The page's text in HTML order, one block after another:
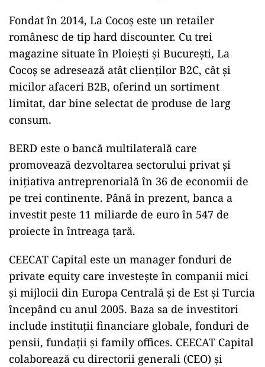
Fondat în 2014, La Cocoş este un retailer
românesc de tip hard discounter. Cu trei
magazine situate în Ploieşti şi Bucureşti, La
Cocoş se adresează atât clienţilor B2C, cât şi
micilor afaceri B2B, oferind un sortiment
limitat, dar bine selectat de produse de larg
consum.
BERD este o bancă multilaterală care
promovează dezvoltarea sectorului privat şi
iniţiativa antreprenorială în 36 de economii de
pe trei continente. Până în prezent, banca a
investit peste 11 miliarde de euro în 547 de
proiecte în întreaga ţară.
CEECAT Capital este un manager fonduri de
private equity care investeşte în companii mici
şi mijlocii din Europa Centrală şi de Est şi Turcia
începând cu anul 2005. Baza sa de investitori
include instituţii financiare globale, fonduri de
pensii, fundaţii şi family offices. CEECAT Capital
colaborează cu directorii generali (CEO) şi